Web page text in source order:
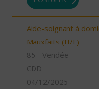
Aide-soignant à
Mauxfaits (H/F)
85 - Vendée
CDD
04/12/2025